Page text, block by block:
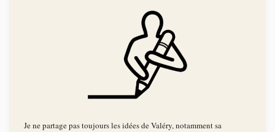
Je ne partage pas toujours les idées de Valéry, notamment sa